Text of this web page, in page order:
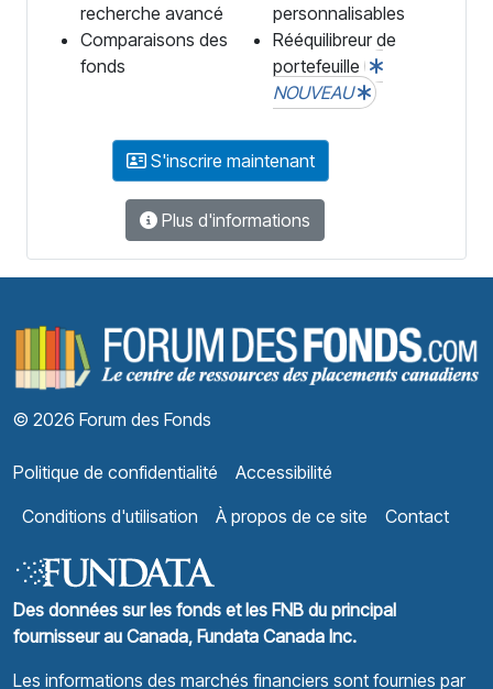
recherche avancé
Comparaisons des
fonds
personnalisables
Rééquilibreur de
portefeuille
NOUVEAU
S'inscrire maintenant
Plus d'informations
© 2026 Forum des Fonds
Politique de confidentialité
Accessibilité
Conditions d'utilisation
À propos de ce site Contact
Des données sur les fonds et les FNB du principal
fournisseur au Canada, Fundata Canada Inc.
Les informations des marchés financiers sont fournies par